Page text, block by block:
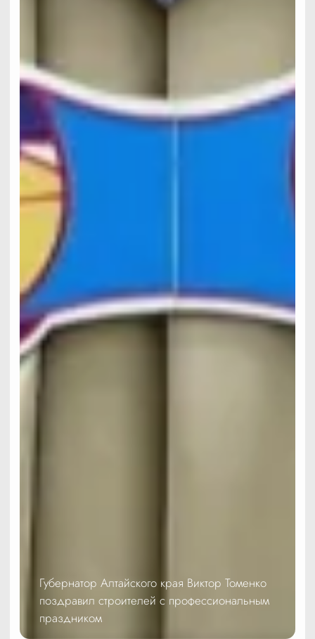
Губернатор Алтайского края Виктор Томенко
поздравил строителей с профессиональным
праздником